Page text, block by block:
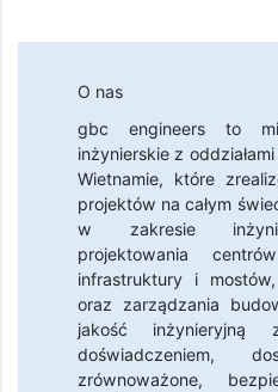
O nas
gbc engineers to
inżynierskie z
Wietnamie, które
projektów na całym
w zakresie
projektowania
infrastruktury i
oraz zarządzania
jakość inżynieryjną
doświadczeniem,
zrównoważone,